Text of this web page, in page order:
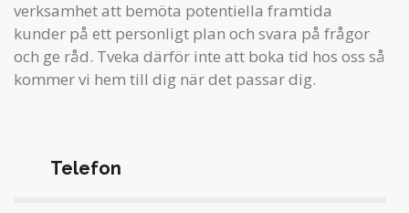
verksamhet att bemöta potentiella framtida
kunder på ett personligt plan och svara på frågor
och ge råd. Tveka därför inte att boka tid hos oss så
kommer vi hem till dig när det passar dig.
Telefon